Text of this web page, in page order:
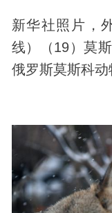
新华社照片，
线）（19）莫
俄罗斯莫斯科